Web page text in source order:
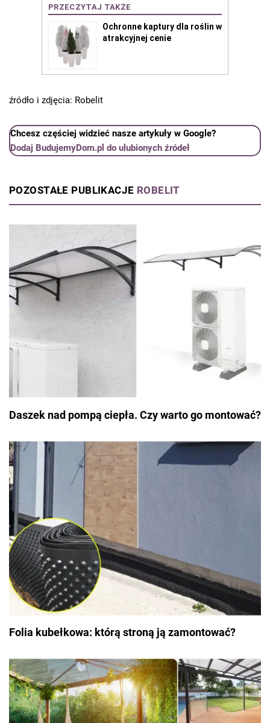
źródło i zdjęcia: Robelit
Chcesz częściej widzieć nasze artykuły w Google?
Dodaj BudujemyDom.pl do ulubionych źródeł
POZOSTAŁE PUBLIKACJE ROBELIT
Daszek nad pompą ciepła. Czy warto go montować?
Folia kubełkowa: którą stroną ją zamontować?